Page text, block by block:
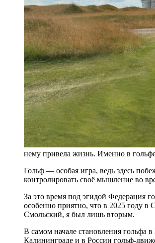
нему привела жизнь. Именно в
Гольф — особая игра, ведь здесь
контролировать своё мышление во
За это время под эгидой Федерация
особенно приятно, что в 2025 году
Смольский, я был лишь вторым.
В самом начале становления гольфа
Калининграде и в России гольф-